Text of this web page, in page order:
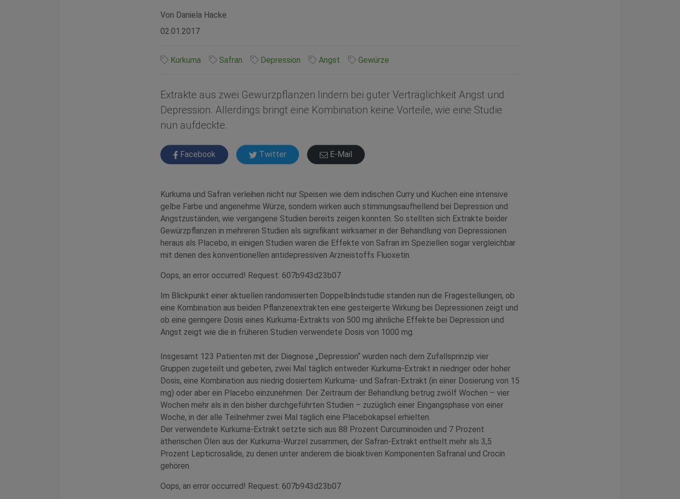
Von Daniela Hacke
02.01.2017
Kurkuma Safran Depression Angst Gewürze
Extrakte aus zwei Gewürzpflanzen lindern bei guter Verträglichkeit Angst und
Depression. Allerdings bringt eine Kombination keine Vorteile, wie eine Studie
nun aufdeckte.
Facebook Twitter E-Mail
Kurkuma und Safran verleihen nicht nur Speisen wie dem indischen Curry und Kuchen eine intensive
gelbe Farbe und angenehme Würze, sondern wirken auch stimmungsaufhellend bei Depression und
Angstzuständen, wie vergangene Studien bereits zeigen konnten. So stellten sich Extrakte beider
Gewürzpflanzen in mehreren Studien als signifikant wirksamer in der Behandlung von Depressionen
heraus als Placebo, in einigen Studien waren die Effekte von Safran im Speziellen sogar vergleichbar
mit denen des konventionellen antidepressiven Arzneistoffs Fluoxetin.
Oops, an error occurred! Request: 607b943d23b07
Im Blickpunkt einer aktuellen randomisierten Doppelblindstudie standen nun die Fragestellungen, ob
eine Kombination aus beiden Pflanzenextrakten eine gesteigerte Wirkung bei Depressionen zeigt und
ob eine geringere Dosis eines Kurkuma-Extrakts von 500 mg ähnliche Effekte bei Depression und
Angst zeigt wie die in früheren Studien verwendete Dosis von 1000 mg.
Insgesamt 123 Patienten mit der Diagnose „Depression“ wurden nach dem Zufallsprinzip vier
Gruppen zugeteilt und gebeten, zwei Mal täglich entweder Kurkuma-Extrakt in niedriger oder hoher
Dosis, eine Kombination aus niedrig dosiertem Kurkuma- und Safran-Extrakt (in einer Dosierung von 15
mg) oder aber ein Placebo einzunehmen. Der Zeitraum der Behandlung betrug zwölf Wochen – vier
Wochen mehr als in den bisher durchgeführten Studien – zuzüglich einer Eingangsphase von einer
Woche, in der alle Teilnehmer zwei Mal täglich eine Placebokapsel erhielten.
Der verwendete Kurkuma-Extrakt setzte sich aus 88 Prozent Curcuminoiden und 7 Prozent
ätherischen Ölen aus der Kurkuma-Wurzel zusammen, der Safran-Extrakt enthielt mehr als 3,5
Prozent Lepticrosalide, zu denen unter anderem die bioaktiven Komponenten Safranal und Crocin
gehören.
Oops, an error occurred! Request: 607b943d23b07